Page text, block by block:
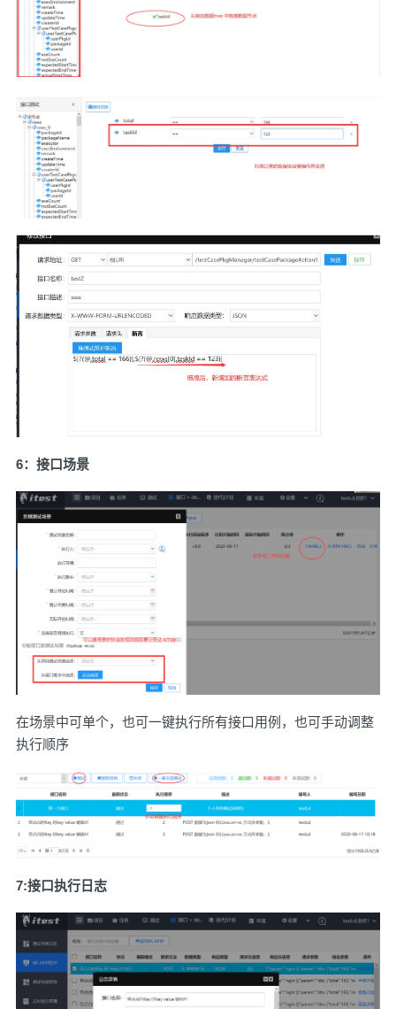
6：接口场景
在场景中可单个，也可一键执行所有接口用例，也可手动调整
执行顺序
7:接口执行日志